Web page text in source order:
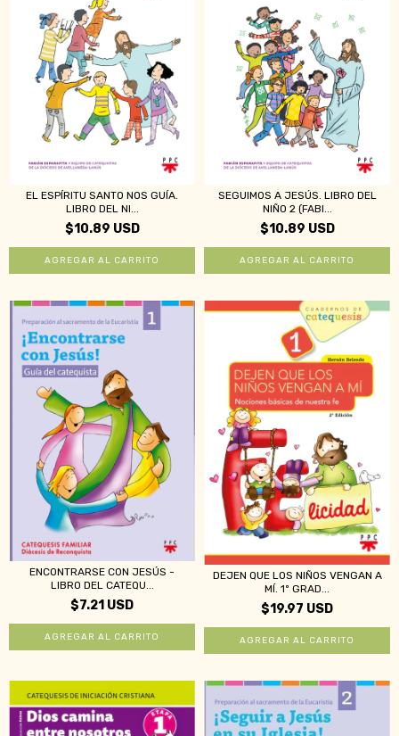
EL ESPÍRITU SANTO NOS GUÍA.
LIBRO DEL NI...
$10.89 USD
SEGUIMOS A JESÚS. LIBRO DEL
NIÑO 2 (FABI...
$10.89 USD
ENCONTRARSE CON JESÚS -
LIBRO DEL CATEQU...
$7.21 USD
DEJEN QUE LOS NIÑOS VENGAN A
MÍ. 1º GRAD...
$19.97 USD